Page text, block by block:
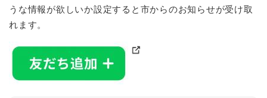
うな情報が欲しいか設定すると市からのお知らせが受け取
れます。